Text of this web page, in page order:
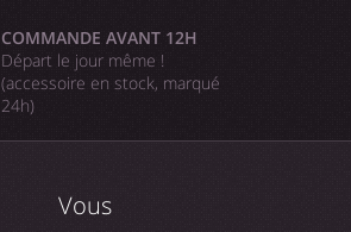
COMMANDE AVANT 12H
Départ le jour même !
(accessoire en stock, marqué
24h)
Vous